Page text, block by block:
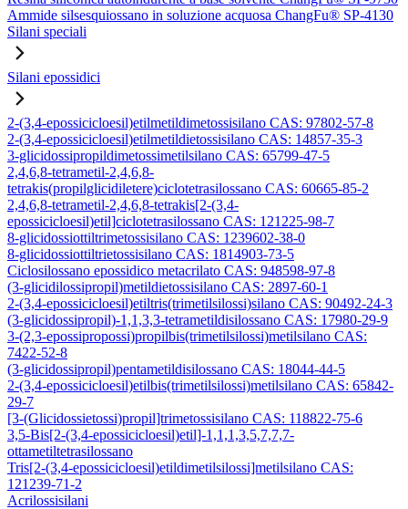
Ammide silsesquiossano in soluzione acquosa ChangFu® SP-4130
Silani speciali
Silani epossidici
2-(3,4-epossicicloesil)etilmetildimetossisilano CAS: 97802-57-8
2-(3,4-epossicicloesil)etilmetildietossisilano CAS: 14857-35-3
3-glicidossipropildimetossimetilsilano CAS: 65799-47-5
2,4,6,8-tetrametil-2,4,6,8-
tetrakis(propilglicidiletere)ciclotetrasilossano CAS: 60665-85-2
2,4,6,8-tetrametil-2,4,6,8-tetrakis[2-(3,4-
epossicicloesil)etil]ciclotetrasilossano CAS: 121225-98-7
8-glicidossiottiltrimetossisilano CAS: 1239602-38-0
8-glicidossiottiltrietossisilano CAS: 1814903-73-5
Ciclosilossano epossidico metacrilato CAS: 948598-97-8
(3-glicidilossipropil)metildietossisilano CAS: 2897-60-1
2-(3,4-epossicicloesil)etiltris(trimetilsilossi)silano CAS: 90492-24-3
(3-glicidossipropil)-1,1,3,3-tetrametildisilossano CAS: 17980-29-9
3-(2,3-epossipropossi)propilbis(trimetilsilossi)metilsilano CAS:
7422-52-8
(3-glicidossipropil)pentametildisilossano CAS: 18044-44-5
2-(3,4-epossicicloesil)etilbis(trimetilsilossi)metilsilano CAS: 65842-
29-7
[3-(Glicidossietossi)propil]trimetossisilano CAS: 118822-75-6
3,5-Bis[2-(3,4-epossicicloesil)etil]-1,1,1,3,5,7,7,7-
ottametiltetrasilossano
Tris[2-(3,4-epossicicloesil)etildimetilsilossi]metilsilano CAS:
121239-71-2
Acrilossisilani